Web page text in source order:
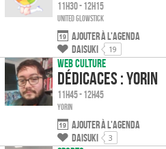
11h30 - 12h15
United Glowstick
Ajouter à l'agenda
Daisuki
19
Web culture
Dédicaces : Yorin
11h45 - 12h45
Yorin
Ajouter à l'agenda
Daisuki
3